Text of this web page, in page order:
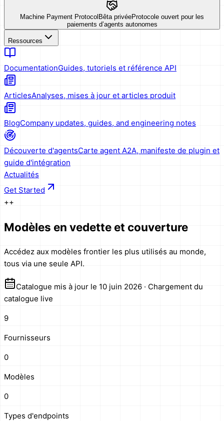
Machine Payment Protocol Bêta privéeProtocole ouvert pour les
paiements d’agents autonomes
Ressources
DocumentationGuides, tutoriels et référence API
ArticlesAnalyses, mises à jour et articles produit
BlogCompany updates, guides, and engineering notes
Découverte d'agentsCarte agent A2A, manifeste de plugin et
guide d'intégration
Actualités
Get Started
++
Modèles en vedette et couverture
Accédez aux modèles frontier les plus utilisés au monde,
tous via une seule API.
Catalogue mis à jour le 10 juin 2026 · Chargement du
catalogue live
9
Fournisseurs
0
Modèles
0
Types d'endpoints